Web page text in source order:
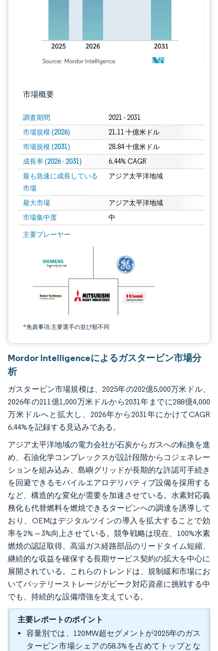
市場概要
調査期間 2021 - 2031
市場規模 (2026) 21.11 十億米ドル
市場規模 (2031) 28.84 十億米ドル
成長率 (2026 - 2031) 6.44% CAGR
最も急速に成長している
市場
アジア太平洋地域
最大市場 アジア太平洋地域
市場集中度 中
主要プレーヤー
*免責事項:主要選手の並び順不同
画像 © Mordor Intelligence。再利用にはCC BY 4.0の表示が必要です。
Mordor Intelligenceによるガスタービン市場分
析
ガスタービン市場規模は、2025年の202億5,000万米ドル、
2026年の211億1,000万米ドルから2031年までに288億4,000
万米ドルへと拡大し、2026年から2031年にかけてCAGR
6.44%を記録する見込みである。
アジア太平洋地域の電力会社が石炭からガスへの転換を進
め、石油化学コンプレックスが設計段階からコジェネレー
ションを組み込み、島嶼グリッドが長期的な許認可手続き
を回避できるモバイルエアロデリバティブ設備を採用する
など、構造的な変化が需要を加速させている。水素対応義
務化も代替燃料を燃焼できるタービンへの調達を誘導して
おり、OEMはデジタルツインの導入を拡大することで効
率を2%～3%向上させている。競争戦略は現在、100%水素
燃焼の認証取得、高温ガス経路部品のリードタイム短縮、
継続的な収益を確保する長期サービス契約の拡大を中心に
展開されている。これらのトレンドは、規制緩和市場にお
いてバッテリーストレージがピーク対応資産に挑戦する中
でも、持続的な設備増強を支えている。
主要レポートのポイント
容量別では、120MW超セグメントが2025年のガス
タービン市場シェアの58.3%を占めてトップとな